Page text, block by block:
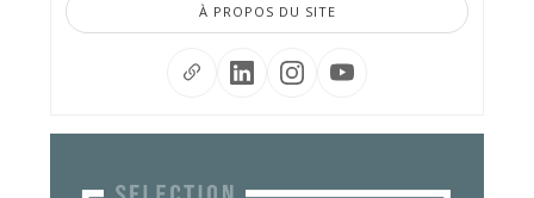
À PROPOS DU SITE